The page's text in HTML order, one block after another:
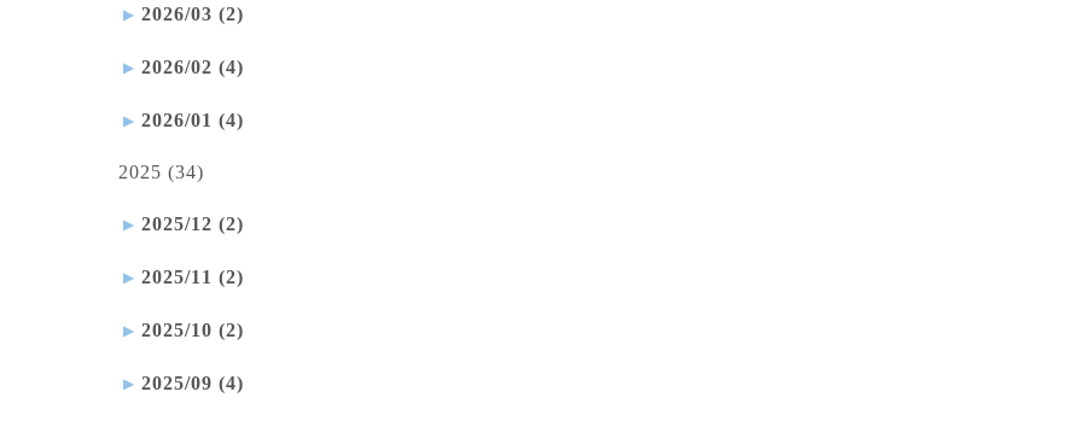
2026/03 (2)
2026/02 (4)
2026/01 (4)
2025 (34)
2025/12 (2)
2025/11 (2)
2025/10 (2)
2025/09 (4)